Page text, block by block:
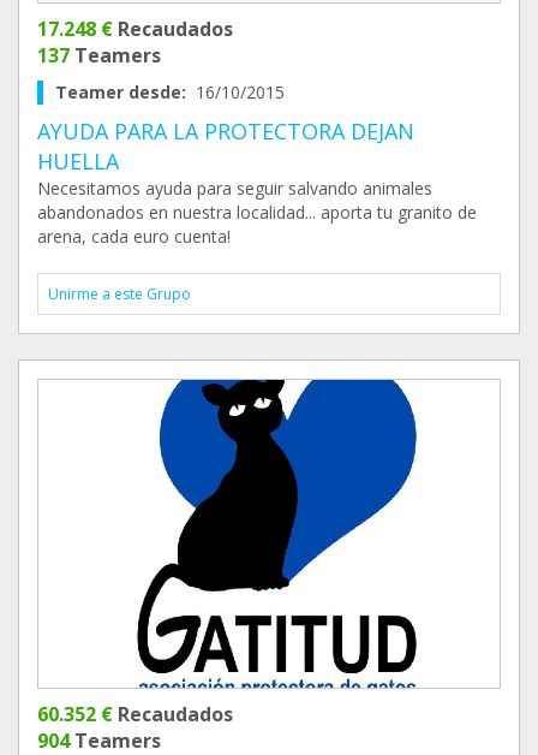
17.248 € Recaudados
137 Teamers
Teamer desde: 16/10/2015
AYUDA PARA LA PROTECTORA DEJAN
HUELLA
Necesitamos ayuda para seguir salvando animales
abandonados en nuestra localidad... aporta tu granito de
arena, cada euro cuenta!
Unirme a este Grupo
60.352 € Recaudados
904Teamers